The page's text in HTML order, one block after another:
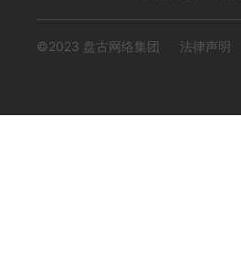
©2023 盘古网络集团 法律声明